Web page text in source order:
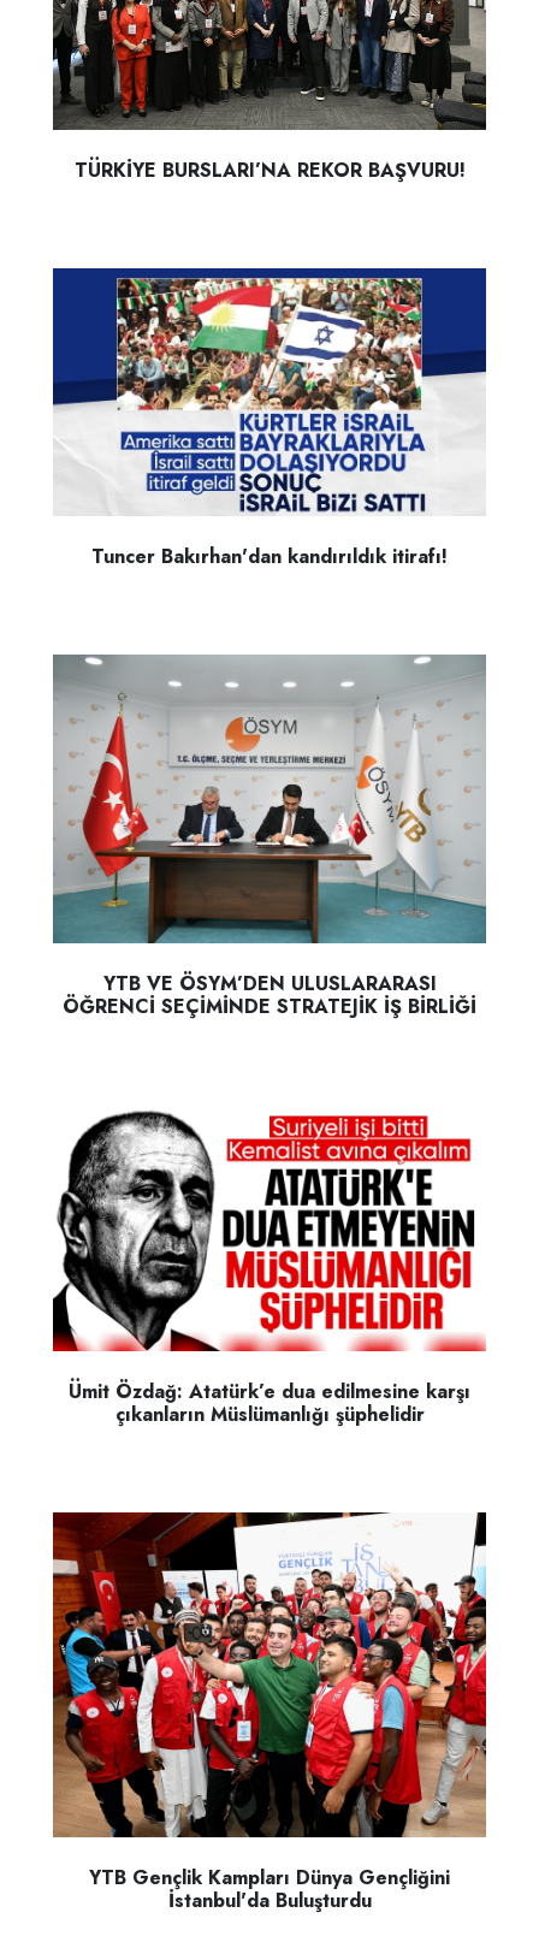
TÜRKİYE BURSLARI’NA REKOR BAŞVURU!
Tuncer Bakırhan'dan kandırıldık itirafı!
YTB VE ÖSYM’DEN ULUSLARARASI
ÖĞRENCİ SEÇİMİNDE STRATEJİK İŞ BİRLİĞİ
Ümit Özdağ: Atatürk’e dua edilmesine karşı
çıkanların Müslümanlığı şüphelidir
YTB Gençlik Kampları Dünya Gençliğini
İstanbul'da Buluşturdu